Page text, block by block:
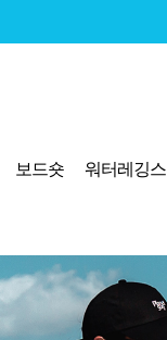
보드숏 워터레깅스